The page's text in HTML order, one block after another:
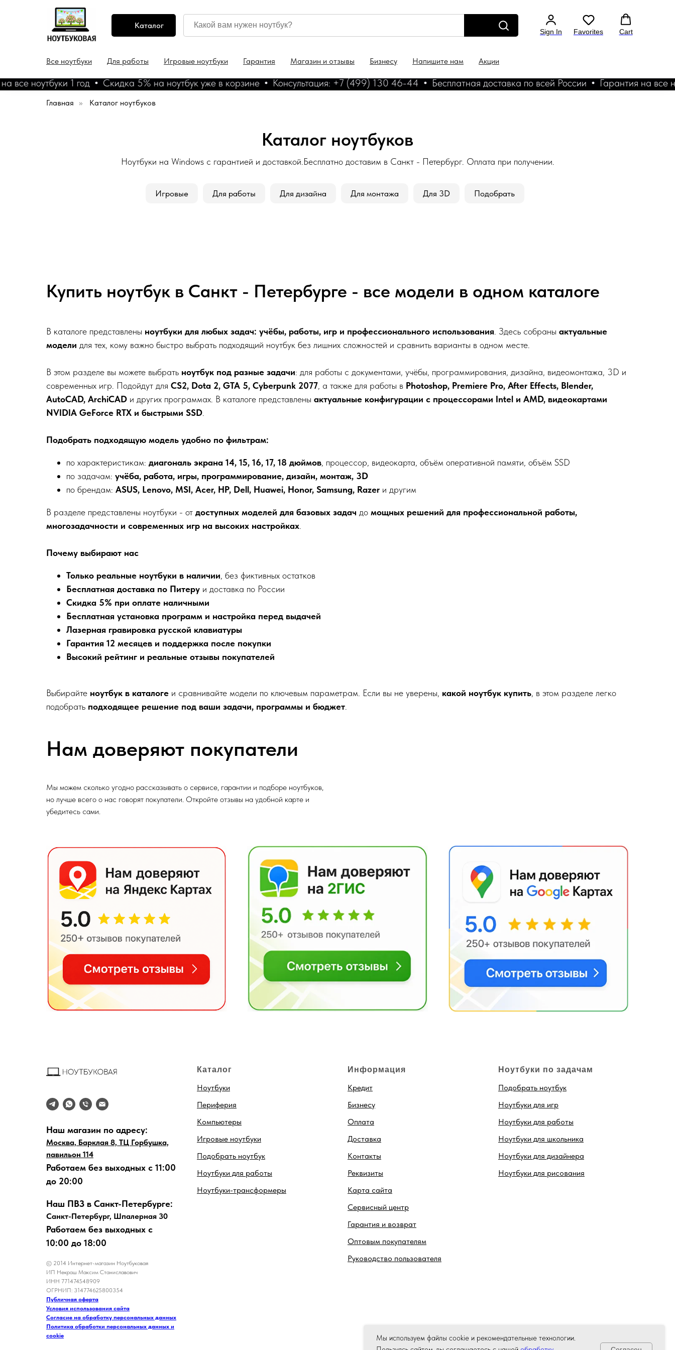
Каталог
Sign In Favorites Cart
Все ноутбуки Для работы Игровые ноутбуки Гарантия Магазин и отзывы Бизнесу Напишите нам Акции
ноутбуки 1 год Скидка 5% на ноутбук уже в корзине Консультация: +7 (499) 130 46-44 Бесплатная доставка по всей России Гарантия на все
Главная » Каталог ноутбуков
Каталог ноутбуков
Ноутбуки на Windows с гарантией и доставкой.Бесплатно доставим в Санкт - Петербург. Оплата при получении.
Игровые Для работы Для дизайна Для монтажа Для 3D Подобрать
Купить ноутбук в Санкт - Петербурге - все модели в одном каталоге
В каталоге представлены ноутбуки для любых задач: учёбы, работы, игр и профессионального использования . Здесь собраны актуальные
модели для тех, кому важно быстро выбрать подходящий ноутбук без лишних сложностей и сравнить варианты в одном месте.
В этом разделе вы можете выбрать ноутбук под разные задачи: для работы с документами, учёбы, программирования, дизайна, видеомонтажа, 3D и
современных игр. Подойдут для CS2, Dota 2, GTA 5, Cyberpunk 2077, а также для работы в Photoshop, Premiere Pro, After Effects, Blender,
AutoCAD, ArchiCAD и других программах. В каталоге представлены актуальные конфигурации с процессорами Intel и AMD, видеокартами
NVIDIA GeForce RTX и быстрыми SSD
Подобрать подходящую модель удобно по фильтрам:
по характеристикам: диагональ экрана 14, 15, 16, 17, 18 дюймов, процессор, видеокарта, объём оперативной памяти, объём SSD
по задачам: учёба, работа, игры, программирование, дизайн, монтаж, 3D
по брендам: ASUS, Lenovo, MSI, Acer, HP, Dell, Huawei, Honor, Samsung, Razer и другим
В разделе представлены ноутбуки - от доступных моделей для базовых задач до мощных решений для профессиональной работы,
многозадачности и современных игр на высоких настройках
Почему выбирают нас
Только реальные ноутбуки в наличии, без фиктивных остатков
Бесплатная доставка по Питеру и доставка по России
Скидка 5% при оплате наличными
Бесплатная установка программ и настройка перед выдачей
Лазерная гравировка русской клавиатуры
Гарантия 12 месяцев и поддержка после покупки
Высокий рейтинг и реальные отзывы покупателей
Выбирайте ноутбук в каталоге и сравнивайте модели по ключевым параметрам. Если вы не уверены, какой ноутбук купить, в этом разделе легко
подобрать подходящее решение под ваши задачи, программы и бюджет
Нам доверяют покупатели
Мы можем сколько угодно рассказывать о сервисе, гарантии и подборе ноутбуков,
но лучше всего о нас говорят покупатели. Откройте отзывы на удобной карте и
убедитесь сами.
Наш магазин по адресу:
Москва, Барклая 8, ТЦ Горбушка,
павильон 114
Работаем без выходных с 11:00
до 20:00
Наш ПВЗ в Санкт-Петербурге:
Санкт-Петербург, Шпалерная 30
Работаем без выходных с
10:00 до 18:00
© 2014 Интернет-магазин Ноутбуковая
ИП Некраш Максим Станиславович
ИНН 771474548909
ОГРНИП: 314774625800354
Публичная оферта
Условия использования сайта
Согласие на обработку персональных данных
Политика обработки персональных данных и
cookie
Каталог
Ноутбуки
Периферия
Компьютеры
Игровые ноутбуки
Подобрать ноутбук
Ноутбуки для работы
Ноутбуки-трансформеры
Информация
Кредит
Бизнесу
Оплата
Доставка
Контакты
Реквизиты
Карта сайта
Сервисный центр
Гарантия и возврат
Оптовым покупателям
Руководство пользователя
Ноутбуки по задачам
Подобрать ноутбук
Ноутбуки для игр
Ноутбуки для работы
Ноутбуки для школьника
Ноутбуки для дизайнера
Ноутбуки для рисования
Мы используем файлы cookie и рекомендательные технологии.